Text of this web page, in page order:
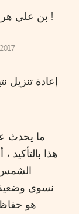
بن علي هرب و الفساد الحرب قائمة عليه !
إعادة تنزيل
ما يحدث
هذا
الشمس
نسوي
هو